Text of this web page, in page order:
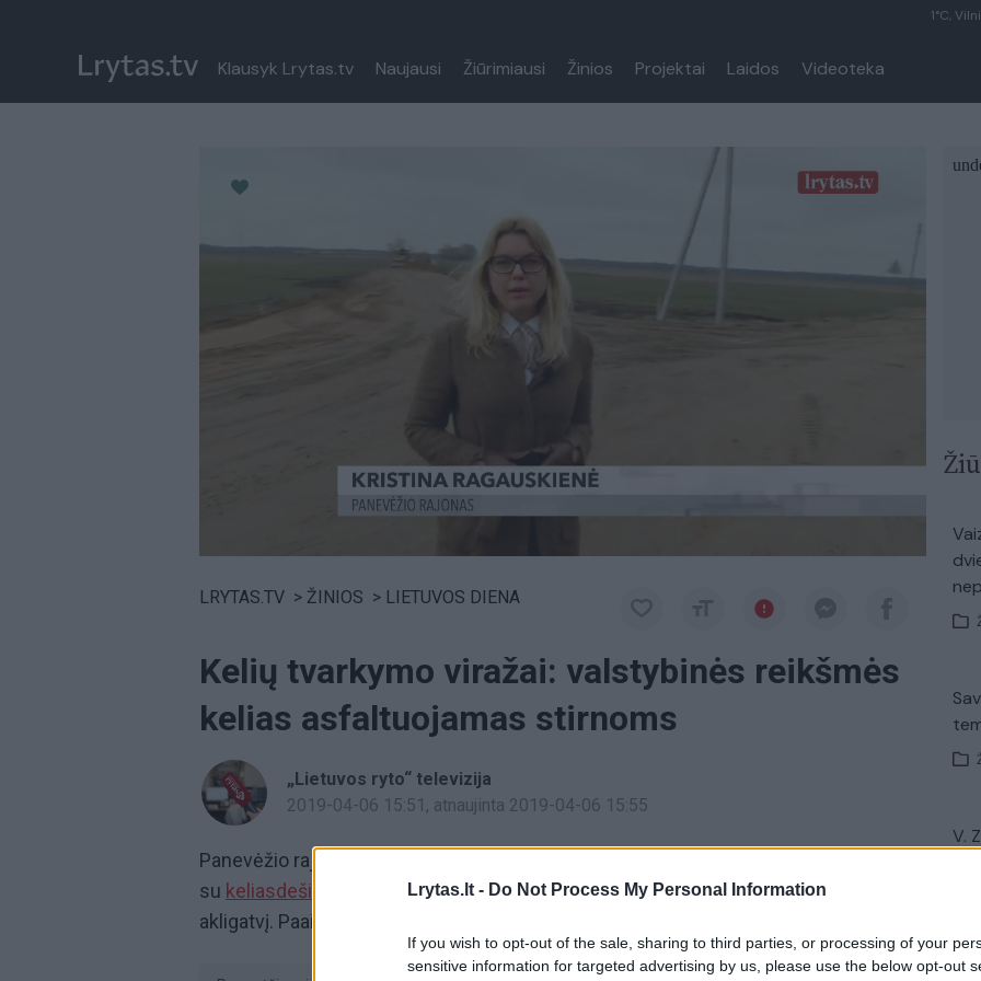
Lrytas.lt - Do Not Process My Personal Information
If you wish to opt-out of the sale, sharing to third parties, or processing of your
sensitive information for targeted advertising by us, please use the below opt-out
1°C,
Klausyk Lrytas.tv Naujausi Žiūrimiausi Žinios Projektai Laidos Videoteka
LRYTAS.TV > ŽINIOS > LIETUVOS DIENA
Kelių tvarkymo viražai: valstybinės reikšmės
kelias asfaltuojamas stirnoms
„Lietuvos ryto“ televizija
2019-04-06 15:51 , atnaujinta 2019-04-06 15:55
Panevėžio rajono gyventojus pribloškė asfaltuojamas
su keliasdešimt
sodybų metų metus laukia asfalto, tačiau darbai vyksta kelyje į
akligatvį. Paaiškėjo, kad remontuojamas žvyrkelis – valstybinės reikšmės.
V.